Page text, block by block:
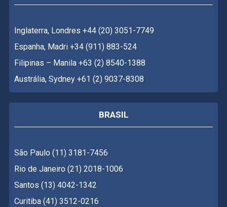
Inglaterra, Londres +44 (20) 3051-7749
Espanha, Madri +34 (911) 883-524
Filipinas – Manila +63 (2) 8540-1388
Austrália, Sydney +61 (2) 9037-8308
BRASIL
São Paulo (11) 3181-7456
Rio de Janeiro (21) 2018-1006
Santos (13) 4042-1342
Curitiba (41) 3512-0216